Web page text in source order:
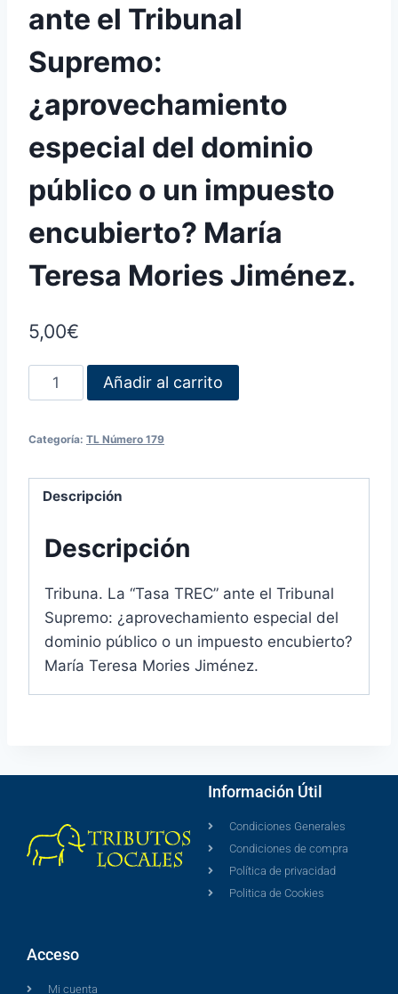
ante el Tribunal
Supremo:
¿aprovechamiento
especial del dominio
público o un impuesto
encubierto? María
Teresa Mories Jiménez.
5,00€
Añadir al carrito
Categoría: TL Número 179
Descripción
Descripción
Tribuna. La “Tasa TREC” ante el Tribunal
Supremo: ¿aprovechamiento especial del
dominio público o un impuesto encubierto?
María Teresa Mories Jiménez.
Información Útil
Condiciones Generales
Condiciones de compra
Política de privacidad
Politica de Cookies
Acceso
Mi cuenta